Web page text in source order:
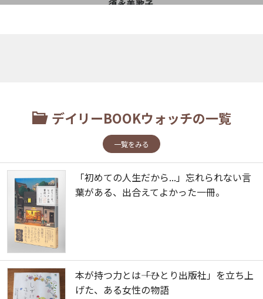
デイリーBOOKウォッチの一覧
一覧をみる
「初めての人生だから...」忘れられない言
葉がある、出合えてよかった一冊。
本が持つ力とは――「ひとり出版社」を立ち上
げた、ある女性の物語